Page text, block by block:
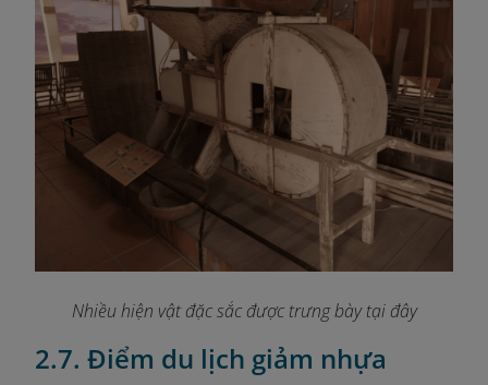
Nhiều hiện vật đặc sắc được trưng bày tại đây
2.7. Điểm du lịch giảm nhựa